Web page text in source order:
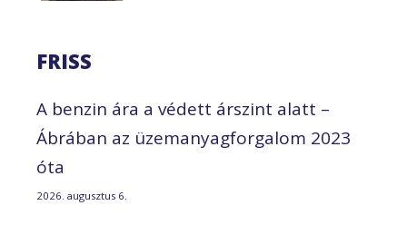
FRISS
A benzin ára a védett árszint alatt –
Ábrában az üzemanyagforgalom 2023
óta
2026. augusztus 6.